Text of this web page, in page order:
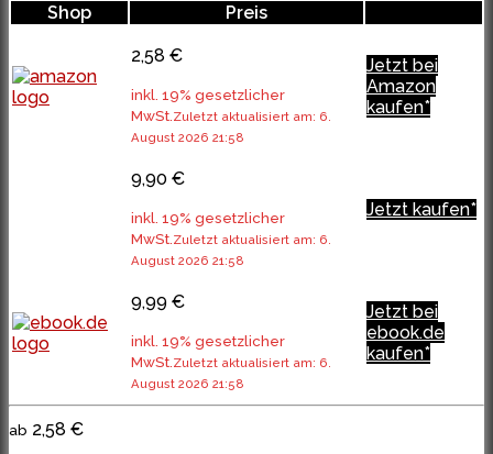
Shop
Preis
2,58 €
inkl. 19% gesetzlicher
MwSt.Zuletzt aktualisiert am: 6.
August 2026 21:58
Jetzt bei
Amazon
kaufen*
9,90 €
inkl. 19% gesetzlicher
MwSt.Zuletzt aktualisiert am: 6.
August 2026 21:58
Jetzt kaufen*
9,99 €
inkl. 19% gesetzlicher
MwSt.Zuletzt aktualisiert am: 6.
August 2026 21:58
Jetzt bei
ebook.de
kaufen*
ab 2,58 €